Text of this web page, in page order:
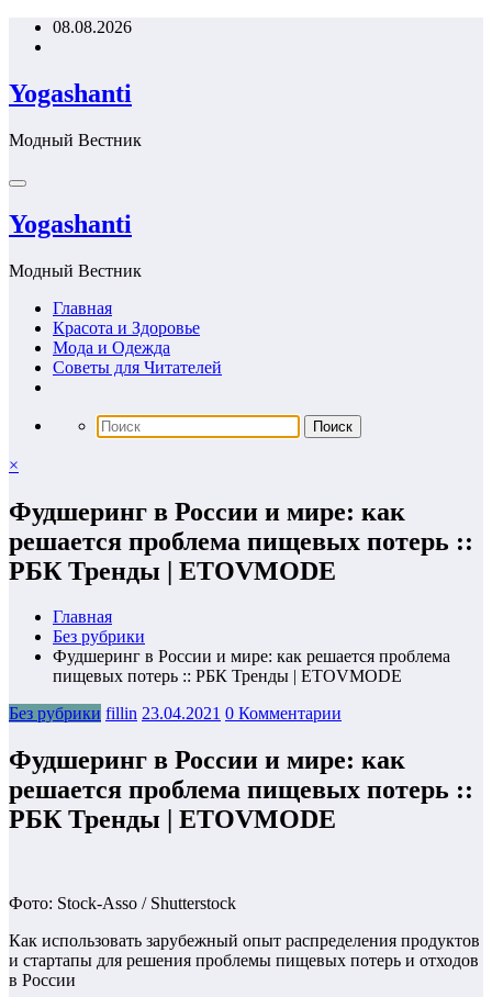
Перейти08.08.2026
Yogashanti
Модный Вестник
Yogashanti
Модный Вестник
Главная
Красота и Здоровье
Мода и Одежда
Советы для Читателей
×
Фудшеринг в России и мире: как
решается проблема пищевых потерь ::
РБК Тренды | ETOVMODE
Главная
Без рубрики
Фудшеринг в России и мире: как решается проблема
пищевых потерь :: РБК Тренды | ETOVMODE
Без рубрики fillin 23.04.2021 0 Комментарии
Фудшеринг в России и мире: как
решается проблема пищевых потерь ::
РБК Тренды | ETOVMODE
Фото: Stock-Asso / Shutterstock
Как использовать зарубежный опыт распределения продуктов
и стартапы для решения проблемы пищевых потерь и отходов
в России